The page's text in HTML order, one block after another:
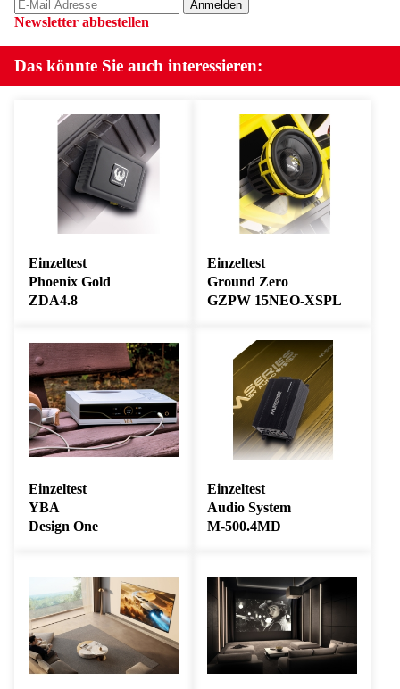
Newsletter abbestellen
Das könnte Sie auch interessieren:
Einzeltest
Phoenix Gold
ZDA4.8
Einzeltest
Ground Zero
GZPW 15NEO-XSPL
Einzeltest
YBA
Design One
Einzeltest
Audio System
M-500.4MD